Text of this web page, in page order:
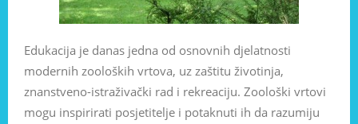
Edukacija je danas jedna od osnovnih djelatnosti
modernih zooloških vrtova, uz zaštitu životinja,
znanstveno-istraživački rad i rekreaciju. Zoološki vrtovi
mogu inspirirati posjetitelje i potaknuti ih da razumiju